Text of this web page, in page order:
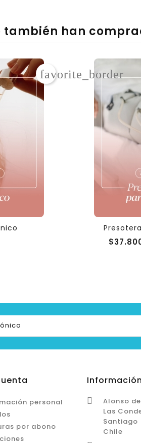
también han
favorite_border
personal
por abono

Alonso
Las
Santiago
Chile